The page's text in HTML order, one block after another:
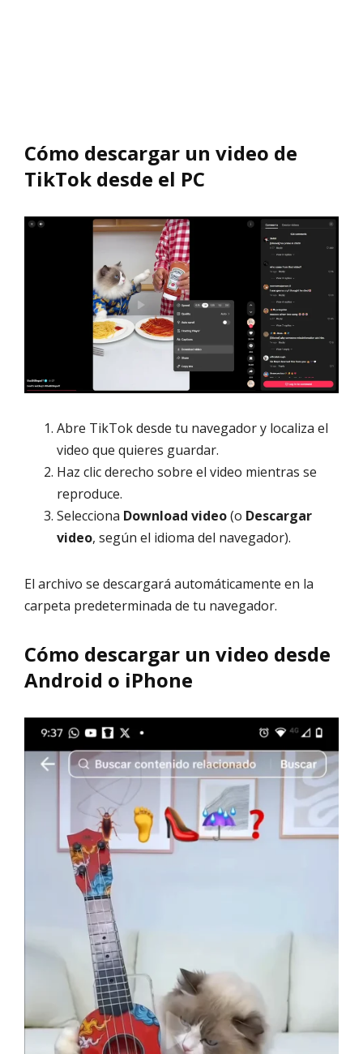
Cómo descargar un video de
TikTok desde el PC
Abre TikTok desde tu navegador y localiza el
video que quieres guardar.
Haz clic derecho sobre el video mientras se
reproduce.
Selecciona Download video(o Descargar
video, según el idioma del navegador).
El archivo se descargará automáticamente en la
carpeta predeterminada de tu navegador.
Cómo descargar un video desde
Android o iPhone